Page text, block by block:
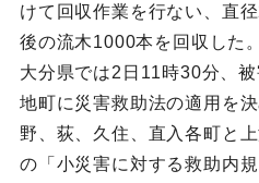
けて回収作業を行ない、直
後の流木1000本を回収した
大分県では2日11時30分、
地町に災害救助法の適用を
野、荻、久住、直入各町と
の「小災害に対する救助内